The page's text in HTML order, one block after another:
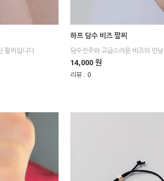
팔찌입니다
하프 담수 비즈 팔찌
담수진주와 고급스러운 비즈의 만남
14,000 원
리뷰 : 0